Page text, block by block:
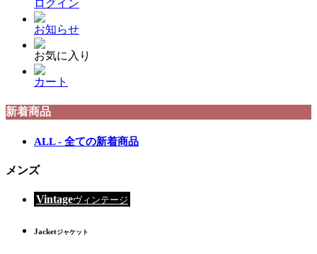
ログイン
お知らせ
お気に入り
カート
新着商品
ALL - 全ての新着商品
メンズ
Vintageヴィンテージ
Jacketジャケット